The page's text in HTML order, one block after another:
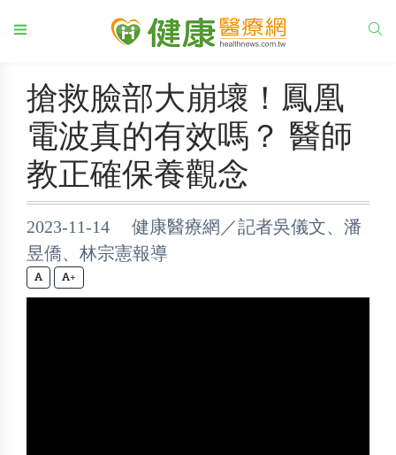
搶救臉部大崩壞！鳳凰
電波真的有效嗎？ 醫師
教正確保養觀念
2023-11-14 健康醫療網／記者吳儀文、潘
昱僑、林宗憲報導
+